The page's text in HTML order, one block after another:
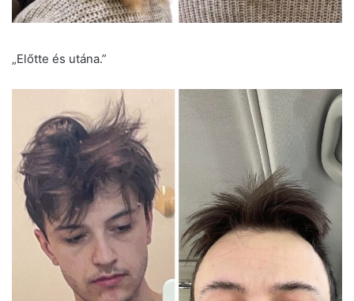
„Előtte és utána.”